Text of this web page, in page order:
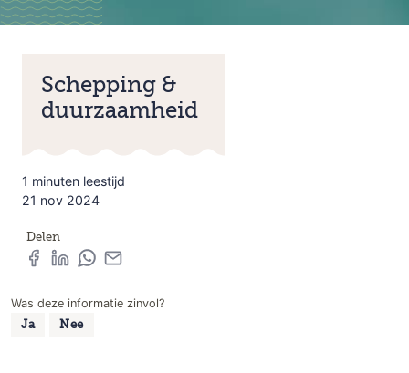
Schepping &
duurzaamheid
1 minuten leestijd
21 nov 2024
Delen
Was deze informatie zinvol?
Ja Nee